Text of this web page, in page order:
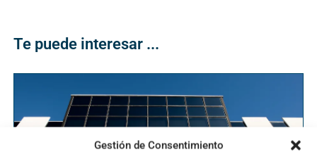
Gestión de Consentimiento
Te puede interesar ...